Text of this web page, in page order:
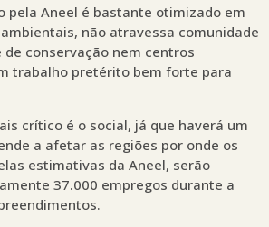
pela Aneel é bastante otimizado em
não atravessa comunidade
conservação nem centros
trabalho pretérito bem forte para
crítico é o social, já que haverá um
a afetar as regiões por onde os
estimativas da Aneel, serão
37.000 empregos durante a